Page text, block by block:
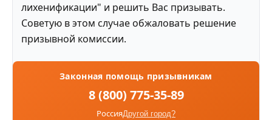
лихенификации" и решить Вас призывать.
Советую в этом случае обжаловать решение
призывной комиссии.
Законная помощь призывникам
8 (800) 775-35-89
РоссияДругой город?